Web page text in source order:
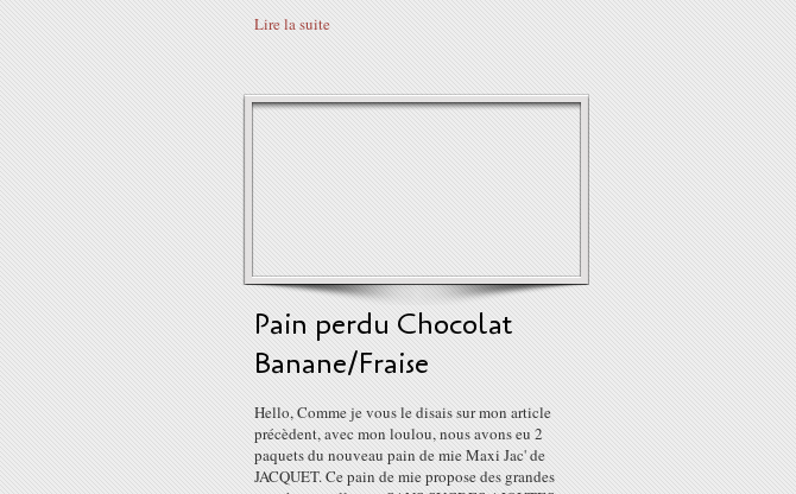
Lire la suite
Pain perdu Chocolat
Banane/Fraise
Hello, Comme je vous le disais sur mon article
précèdent, avec mon loulou, nous avons eu 2
paquets du nouveau pain de mie Maxi Jac' de
JACQUET. Ce pain de mie propose des grandes